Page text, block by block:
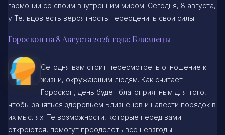
гармонии со своим внутренним миром. Сегодня, 8 августа,
у Тельцов есть вероятность переоценить свои силы.
Гороскоп на 8 Августа 2026 года: Близнецы
Сегодня вам стоит пересмотреть отношение к
жизни, окружающим людям. Как считает
Гороскоп, день будет благоприятным для того,
чтобы заняться здоровьем Близнецов и навести порядок в
их мыслях. Те возможности, которые перед вами
откроются, помогут преодолеть все невзгоды.